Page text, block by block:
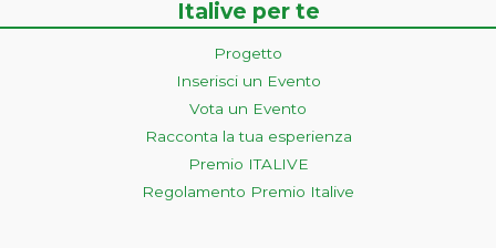
Italive per te
Progetto
Inserisci un Evento
Vota un Evento
Racconta la tua esperienza
Premio ITALIVE
Regolamento Premio Italive